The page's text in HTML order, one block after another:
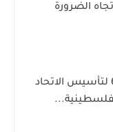
الضرورة
في الذكرى الـ61 لتأسيس الاتحاد